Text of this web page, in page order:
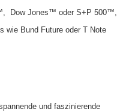
Dow Jones™ oder S+P 500™,
wie Bund Future oder T Note
und faszinierende